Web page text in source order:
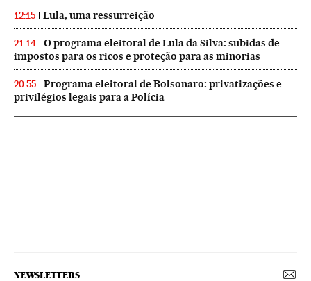
12:15 Lula, uma ressurreição
21:14
O programa eleitoral de Lula da Silva: subidas de
impostos para os ricos e proteção para as minorias
20:55
Programa eleitoral de Bolsonaro: privatizações e
privilégios legais para a Polícia
NEWSLETTERS